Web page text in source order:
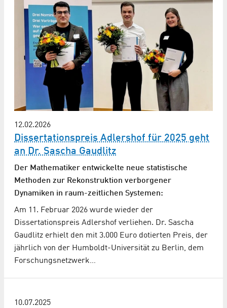
12.02.2026
Dissertationspreis Adlershof für 2025 geht
an Dr. Sascha Gaudlitz
Der Mathematiker entwickelte neue statistische
Methoden zur Rekonstruktion verborgener
Dynamiken in raum-zeitlichen Systemen:
Am 11. Februar 2026 wurde wieder der
Dissertationspreis Adlershof verliehen. Dr. Sascha
Gaudlitz erhielt den mit 3.000 Euro dotierten Preis, der
jährlich von der Humboldt-Universität zu Berlin, dem
Forschungsnetzwerk…
10.07.2025